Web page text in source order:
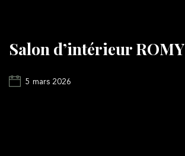
Salon d’intérieur ROMY
5 mars 2026